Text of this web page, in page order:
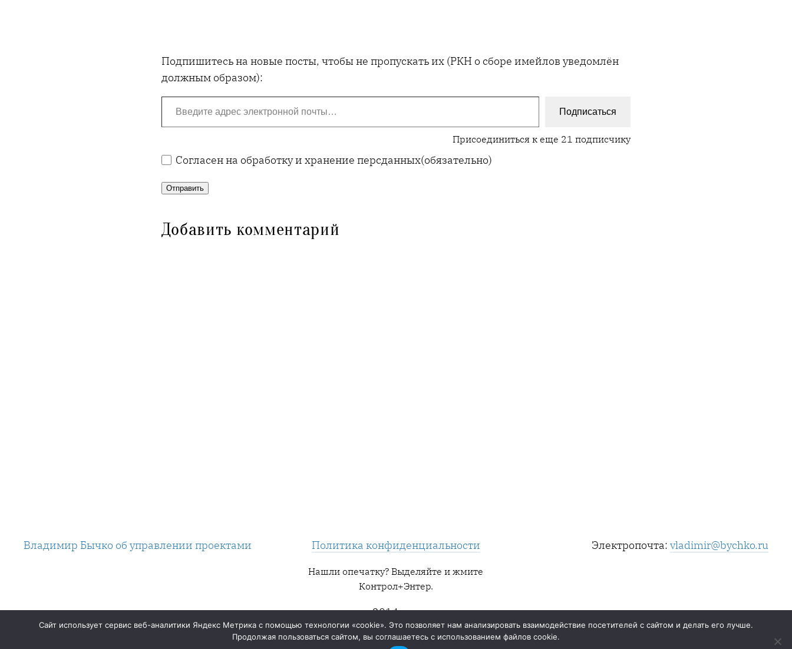
Подпишитесь на новые посты, чтобы не пропускать их (РКН о сборе имейлов уведомлён
должным образом):
Введите адрес электронной почты…
Подписаться
Присоединиться к еще 21 подписчику
Согласен на обработку и хранение персданных(обязательно)
Отправить
Добавить комментарий
Владимир Бычко об управлении проектами Политика конфиденциальности
Нашли опечатку? Выделяйте и жмите
Контрол+Энтер.
2014 — ∞
Электропочта: vladimir@bychko.ru
Сайт использует сервис веб-аналитики Яндекс Метрика с помощью технологии «cookie». Это позволяет нам анализировать взаимодействие посетителей с сайтом и делать его лучше.
Продолжая пользоваться сайтом, вы соглашаетесь с использованием файлов cookie.